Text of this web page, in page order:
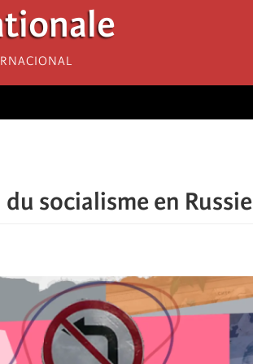
socialisme en Russie